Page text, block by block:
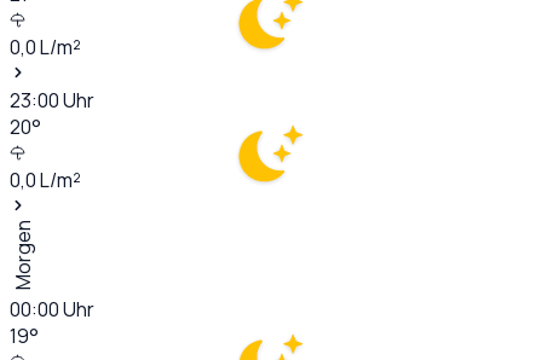
0,0L/m²
23:00Uhr
20°
0,0L/m²
Morgen
00:00Uhr
19°